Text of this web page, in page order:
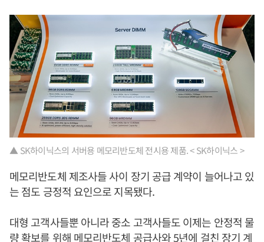
▲ SK하이닉스의 서버용 메모리반도체 전시용 제품. < SK하이닉스 >
메모리반도체 제조사들 사이 장기 공급 계약이 늘어나고 있
는 점도 긍정적 요인으로 지목됐다.
대형 고객사들뿐 아니라 중소 고객사들도 이제는 안정적 물
량 확보를 위해 메모리반도체 공급사와 5년에 걸친 장기 계